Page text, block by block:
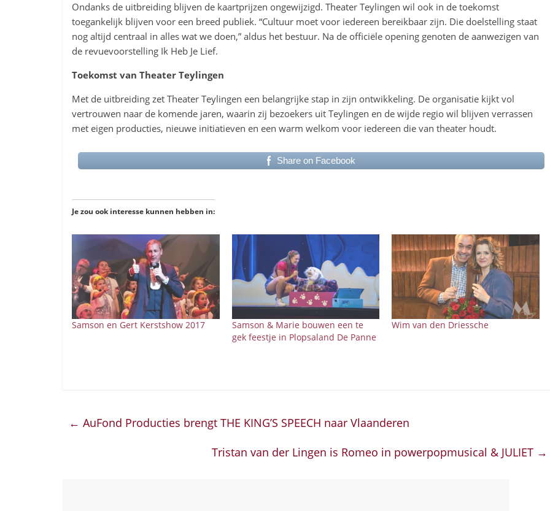
Ondanks de uitbreiding blijven de kaartprijzen ongewijzigd. Theater Teylingen wil ook in de toekomst
toegankelijk blijven voor een breed publiek. “Cultuur moet voor iedereen bereikbaar zijn. Die doelstelling staat
nog altijd centraal in alles wat we doen,” aldus het bestuur. Na de officiële opening genoten de aanwezigen van
de revuevoorstelling Ik Heb Je Lief.
Toekomst van Theater Teylingen
Met de uitbreiding zet Theater Teylingen een belangrijke stap in zijn ontwikkeling. De organisatie kijkt vol
vertrouwen naar de komende jaren, waarin zij bezoekers uit Teylingen en de wijde regio wil blijven verrassen
met eigen producties, nieuwe initiatieven en een warm welkom voor iedereen die van theater houdt.
Share on Facebook
Je zou ook interesse kunnen hebben in:
Samson en Gert Kerstshow 2017
Samson & Marie bouwen een te
gek feestje in Plopsaland De Panne
Wim van den Driessche
← AuFond Producties brengt THE KING’S SPEECH naar Vlaanderen
Tristan van der Lingen is Romeo in powerpopmusical & JULIET →